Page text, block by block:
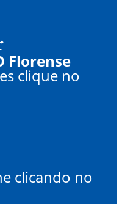
Florense
clique no
clicando no